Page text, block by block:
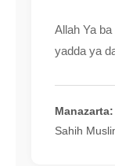
Allah Ya
yadda ya
Manazarta:
Sahih